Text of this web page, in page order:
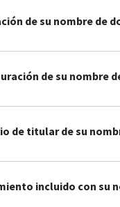
de su nombre de
de su nombre
de titular de su
incluido con su